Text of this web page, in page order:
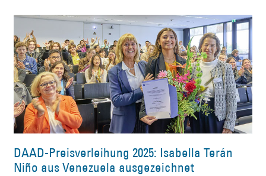
DAAD-Preisverleihung 2025: Isabella Terán
Niño aus Venezuela ausgezeichnet